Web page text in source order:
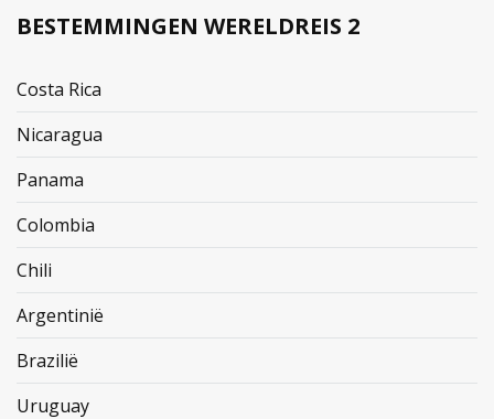
BESTEMMINGEN WERELDREIS 2
Costa Rica
Nicaragua
Panama
Colombia
Chili
Argentinië
Brazilië
Uruguay